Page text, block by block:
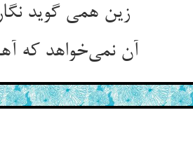
زین همی گوید نگارنده‌ی فکر ** که بکن ای بنده امعان نظر